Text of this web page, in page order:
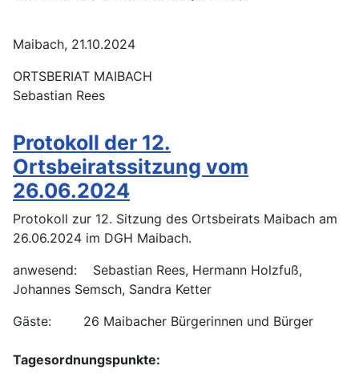
Maibach, 21.10.2024
ORTSBERIAT MAIBACH
Sebastian Rees
Protokoll der 12.
Ortsbeiratssitzung vom
26.06.2024
Protokoll zur 12. Sitzung des Ortsbeirats Maibach am
26.06.2024 im DGH Maibach.
anwesend: Sebastian Rees, Hermann Holzfuß,
Johannes Semsch, Sandra Ketter
Gäste: 26 Maibacher Bürgerinnen und Bürger
Tagesordnungspunkte: